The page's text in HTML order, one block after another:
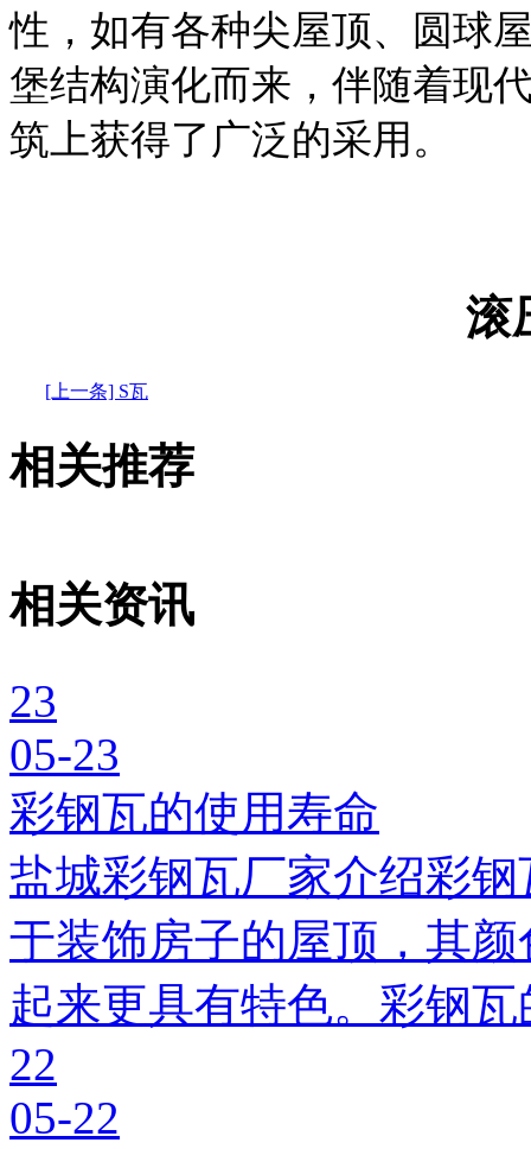
性，如有各种尖屋顶、圆球
堡结构演化而来，伴随着现
筑上获得了广泛的采用。
滚
[上一条] S瓦
相关推荐
相关资讯
23
05-23
彩钢瓦的使用寿命
盐城彩钢瓦厂家介绍彩
于装饰房子的屋顶，其
起来更具有特色。彩钢
22
05-22